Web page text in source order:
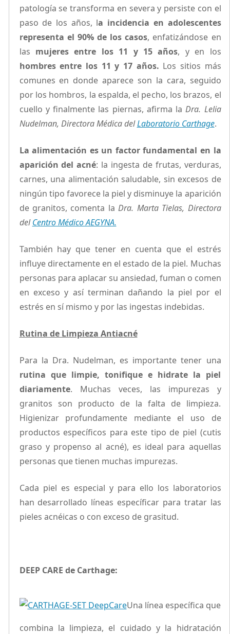
patología se transforma en severa y persiste con el
paso de los años, la incidencia en adolescentes
representa el 90% de los casos, enfatizándose en
las mujeres entre los 11 y 15 años, y en los
hombres entre los 11 y 17 años. Los sitios más
comunes en donde aparece son la cara, seguido
por los hombros, la espalda, el pecho, los brazos, el
cuello y finalmente las piernas, afirma laDra. Lelia
Nudelman, Directora Médica delLaboratorio Carthage.
La alimentación es un factor fundamental en la
aparición del acné: la ingesta de frutas, verduras,
carnes, una alimentación saludable, sin excesos de
ningún tipo favorece la piel y disminuye la aparición
de granitos, comenta laDra. Marta Tielas, Directora
delCentro Médico AEGYNA.
También hay que tener en cuenta que el estrés
influye directamente en el estado de la piel. Muchas
personas para aplacar su ansiedad, fuman o comen
en exceso y así terminan dañando la piel por el
estrés en sí mismo y por las ingestas indebidas.
Rutina de Limpieza Antiacné
Para la Dra. Nudelman, es importante tener una
rutina que limpie, tonifique e hidrate la piel
diariamente. Muchas veces, las impurezas y
granitos son producto de la falta de limpieza.
Higienizar profundamente mediante el uso de
productos específicos para este tipo de piel (cutis
graso y propenso al acné), es ideal para aquellas
personas que tienen muchas impurezas.
Cada piel es especial y para ello los laboratorios
han desarrollado líneas específicar para tratar las
pieles acnéicas o con exceso de grasitud.
DEEP CARE de Carthage:
Una línea específica que
combina la limpieza, el cuidado y la hidratación